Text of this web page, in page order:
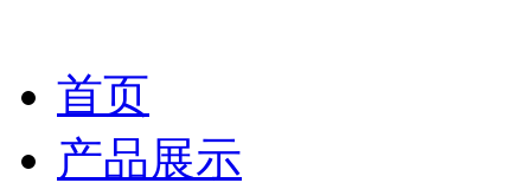
首页
产品展示